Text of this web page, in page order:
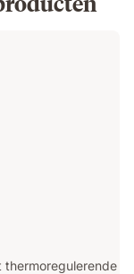
thermoregulerende